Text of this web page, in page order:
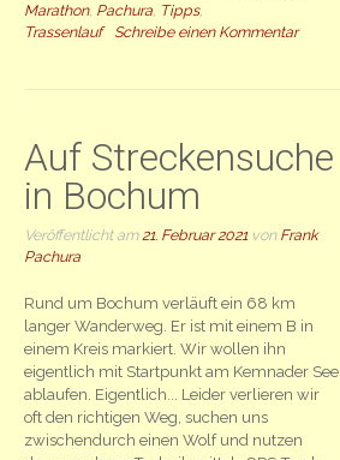
Marathon, Pachura, Tipps,
Trassenlauf
Schreibe einen Kommentar
Auf Streckensuche
in Bochum
Veröffentlicht am21. Februar 2021 von Frank
Pachura
Rund um Bochum verläuft ein 68 km
langer Wanderweg. Er ist mit einem B in
einem Kreis markiert. Wir wollen ihn
eigentlich mit Startpunkt am Kemnader See
ablaufen. Eigentlich... Leider verlieren wir
oft den richtigen Weg, suchen uns
zwischendurch einen Wolf und nutzen